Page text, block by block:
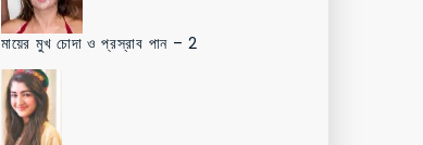
মায়ের মুখ চোদা ও প্রস্রাব পান – 2